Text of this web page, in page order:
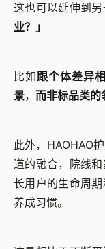
这也可以延伸到另
业？」
比如跟个体差异
景， 而非标品类的
此外，HAOHAO
道的融合，院线
长用户的生命周
养成习惯。